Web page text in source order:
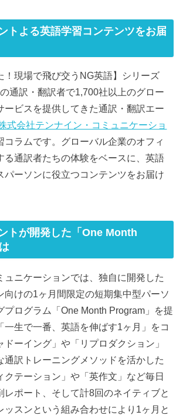
トよる英語学習コンテンツをお届
！現場で飛び交うNG英語】シリーズ
通訳・翻訳者で1,700社以上のグロー
ービスを提供してきた通訳・翻訳エー
式会社テンナイン・コミュニケーショ
コラムです。グローバル企業のオフィ
る通訳者たちの体験をベースに、英語
パーソンに役立つコンテンツをお届け
トが開発した「One Month
ュニケーションでは、独自に開発した
向けの1ヶ月間限定の短期集中型パーソ
プログラム「One Month Program」を提
一生で一番、英語を伸ばす1ヶ月」をコ
ドーイング」や「リプロダクション」
通訳トレーニングメソッドを活かした
クテーション」や「英作文」など毎日
レポート、そして計8回のネイティブと
ッスンという組み合わせにより1ヶ月と